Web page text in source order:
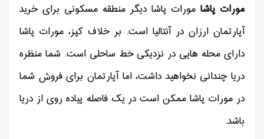
مورات پاشا مورات پاشا دیگر منطقه مسکونی برای خرید
آپارتمان ارزان در آنتالیا است. بر خلاف کپز، مورات پاشا
دارای محله هایی در نزدیکی خط ساحلی است. شما منظره
دریا چندانی نخواهید داشت، اما آپارتمان برای فروش شما
در مورات پاشا ممکن است در یک فاصله پیاده روی از دریا
باشد.